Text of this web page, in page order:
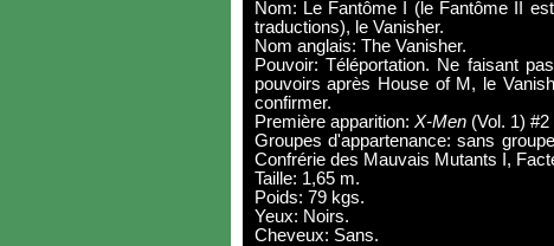
Nom: Le Fantôme I (le Fantôme II
traductions), le Vanisher.
Nom anglais: The Vanisher.
Pouvoir: Téléportation. Ne faisant
pouvoirs après House of M, le
confirmer.
Première apparition: X-Men(Vol. 1) #2
Groupes d'appartenance: sans
Confrérie des Mauvais Mutants I,
Taille: 1,65 m.
Poids: 79 kgs.
Yeux: Noirs.
Cheveux: Sans.